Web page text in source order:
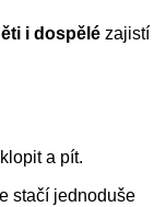
i dospělé zajistí
a pít.
stačí jednoduše